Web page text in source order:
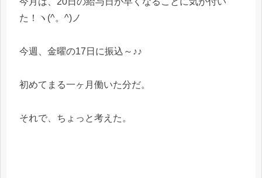
た！ヽ(^。^)ノ
今週、金曜の17日に振込～♪♪
初めてまる一ヶ月働いた分だ。
それで、ちょっと考えた。